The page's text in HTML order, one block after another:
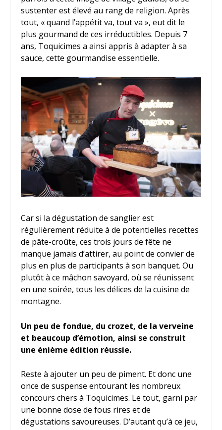
sustenter est élevé au rang de religion. Après
tout, « quand l’appétit va, tout va », eut dit le
plus gourmand de ces irréductibles. Depuis 7
ans, Toquicimes a ainsi appris à adapter à sa
sauce, cette gourmandise essentielle.
Car si la dégustation de sanglier est
régulièrement réduite à de potentielles recettes
de pâte-croûte, ces trois jours de fête ne
manque jamais d’attirer, au point de convier de
plus en plus de participants à son banquet. Ou
plutôt à ce mâchon savoyard, où se réunissent
en une soirée, tous les délices de la cuisine de
montagne.
Un peu de fondue, du crozet, de la verveine
et beaucoup d’émotion, ainsi se construit
une énième édition réussie.
Reste à ajouter un peu de piment. Et donc une
once de suspense entourant les nombreux
concours chers à Toquicimes. Le tout, garni par
une bonne dose de fous rires et de
dégustations savoureuses. D’autant qu’à ce jeu,